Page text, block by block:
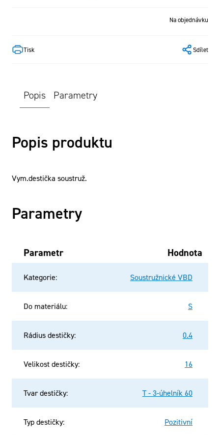
Tisk Sdílet
Na objednávku
Popis Parametry
Popis produktu
Vym.destička soustruž.
Parametry
Parametr Hodnota
Kategorie: Soustružnické VBD
Do materiálu: S
Rádius destičky: 0.4
Velikost destičky: 16
Tvar destičky: T - 3-úhelník 60
Typ destičky: Pozitivní